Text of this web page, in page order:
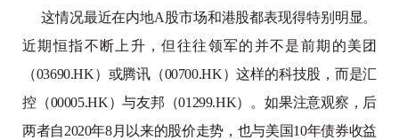
这情况最近在内地A股市场和港股都表现得特别明显。
近期恒指不断上升，但往往领军的并不是前期的美团
（03690.HK）或腾讯（00700.HK）这样的科技股，而是汇
控（00005.HK）与友邦（01299.HK）。如果注意观察，后
两者自2020年8月以来的股价走势，也与美国10年债券收益